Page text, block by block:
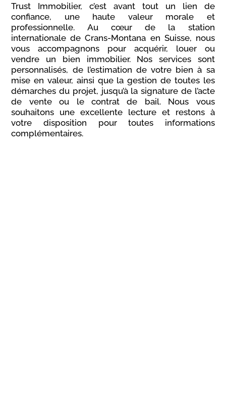
Trust Immobilier, c’est avant tout un lien de
confiance, une haute valeur morale et
professionnelle. Au cœur de la station
internationale de Crans-Montana en Suisse, nous
vous accompagnons pour acquérir, louer ou
vendre un bien immobilier. Nos services sont
personnalisés, de l’estimation de votre bien à sa
mise en valeur, ainsi que la gestion de toutes les
démarches du projet, jusqu’à la signature de l’acte
de vente ou le contrat de bail. Nous vous
souhaitons une excellente lecture et restons à
votre disposition pour toutes informations
complémentaires.